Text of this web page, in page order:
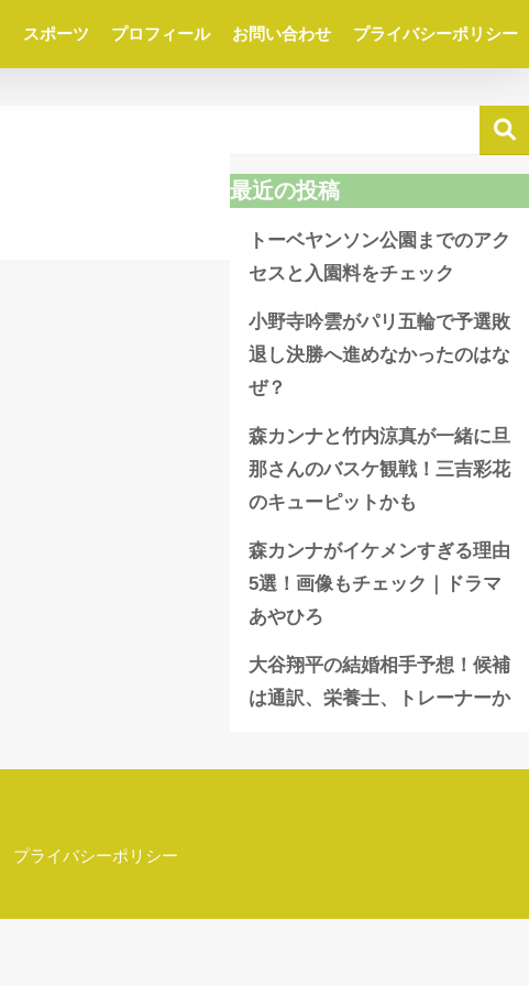
スポーツ プロフィール お問い合わせ プライバシーポリシー
最近の投稿
トーベヤンソン公園までのアク
セスと入園料をチェック
小野寺吟雲がパリ五輪で予選敗
退し決勝へ進めなかったのはな
ぜ？
森カンナと竹内涼真が一緒に旦
那さんのバスケ観戦！三吉彩花
のキューピットかも
森カンナがイケメンすぎる理由
5選！画像もチェック｜ドラマ
あやひろ
大谷翔平の結婚相手予想！候補
は通訳、栄養士、トレーナーか
プライバシーポリシー